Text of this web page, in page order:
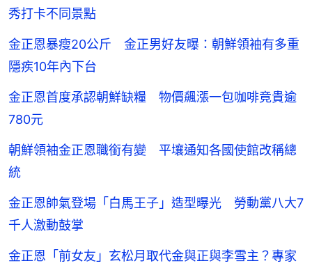
秀打卡不同景點
金正恩暴瘦20公斤 金正男好友曝：朝鮮領袖有多重
隱疾10年內下台
金正恩首度承認朝鮮缺糧 物價飆漲一包咖啡竟貴逾
780元
朝鮮領袖金正恩職銜有變 平壤通知各國使館改稱總
統
金正恩帥氣登場「白馬王子」造型曝光 勞動黨八大7
千人激動鼓掌
金正恩「前女友」玄松月取代金與正與李雪主？專家